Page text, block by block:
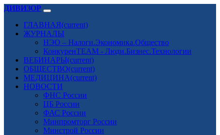
ДИВИЗОР
ГЛАВНАЯ(current)
ЖУРНАЛЫ
НЭО – Налоги.Экономика.Общество
КонкуренTEAM - Люди.Бизнес.Технологии
ВЕБИНАРЫ(current)
ОБЩЕСТВО(current)
МЕДИЦИНА(current)
НОВОСТИ
ФНС России
ЦБ России
ФАС России
Минпромторг России
Минстрой России